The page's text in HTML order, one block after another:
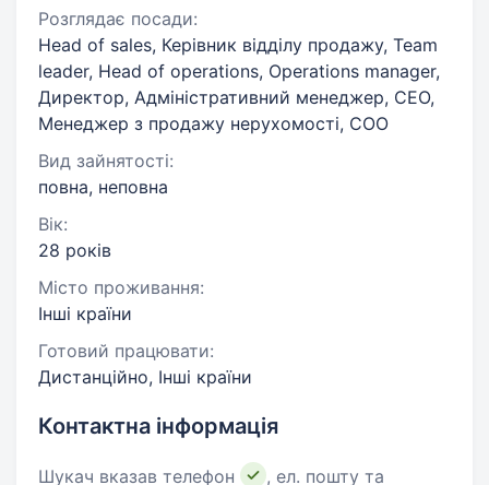
Розглядає посади:
Head of sales, Керівник відділу продажу, Team
leader, Head of operations, Operations manager,
Директор, Адміністративний менеджер, CEO,
Менеджер з продажу нерухомості, COO
Вид зайнятості:
повна, неповна
Вік:
28 років
Місто проживання:
Інші країни
Готовий працювати:
Дистанційно, Інші країни
Контактна інформація
Шукач вказав телефон
, ел. пошту та